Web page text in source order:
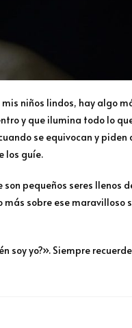
niños lindos, hay algo
y que ilumina todo lo
se equivocan y piden
los guíe.
pequeños seres llenos
sobre ese maravilloso
yo?». Siempre